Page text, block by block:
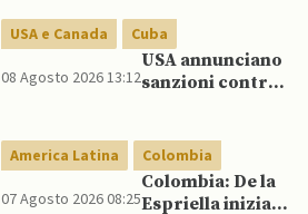
USA e Canada Cuba
08 Agosto 2026 13:12
USA annunciano
sanzioni contro
America Latina Colombia
07 Agosto 2026 08:25
Colombia: De la
Espriella inizia il